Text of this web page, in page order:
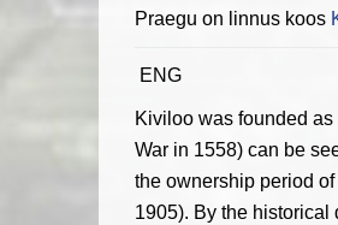
Praegu on linnus koos
ENG
Kiviloo was founded
War in 1558) can be
the ownership period
1905). By the historical